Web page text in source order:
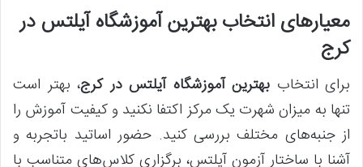
معیارهای انتخاببهترین آموزشگاه‌ آیلتس در
کرج
برای انتخاب بهترین آموزشگاه آیلتس در کرج، بهتر است
تنها به میزان شهرت یک مرکز اکتفا نکنید و کیفیت آموزش را
از جنبه‌های مختلف بررسی کنید. حضور اساتید باتجربه و
آشنا با ساختار آزمون آیلتس، برگزاری کلاس‌های متناسب با